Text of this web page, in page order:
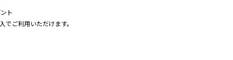
ト
ご利用いただけます。